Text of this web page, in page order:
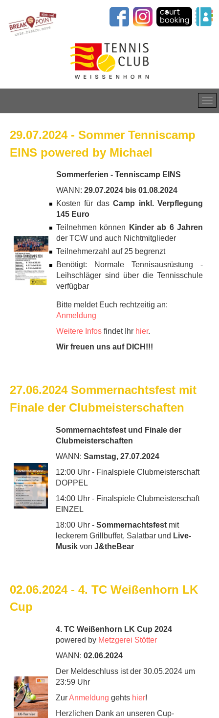
29.07.2024 - Sommer Tenniscamp
EINS powered by Michael
Sommerferien - Tenniscamp EINS
WANN: 29.07.2024 bis 01.08.2024
Kosten für dasCamp inkl. Verpflegung
145 Euro
Teilnehmen können
Kinder ab 6 Jahren
der TCW und auch Nichtmitglieder
Teilnehmerzahl auf 25 begrenzt
Benötigt: Normale Tennisausrüstung -
Leihschläger sind über die Tennisschule
verfügbar
Bitte meldet Euch rechtzeitig an:
Anmeldung
Weitere Infos findet Ihr hier.
Wir freuen uns auf DICH!!!
27.06.2024 Sommernachtsfest mit
Finale der Clubmeisterschaften
Sommernachtsfest und Finale der
Clubmeisterschaften
WANN: Samstag, 27.07.2024
12:00 Uhr - Finalspiele Clubmeisterschaft
DOPPEL
14:00 Uhr - Finalspiele Clubmeisterschaft
EINZEL
18:00 Uhr - Sommernachtsfest mit
leckerem Grillbuffet, Salatbar und Live-
Musik von J&theBear
02.06.2024 - 4. TC Weißenhorn LK
Cup
4. TC Weißenhorn LK Cup 2024
powered by Metzgerei Stötter
WANN: 02.06.2024
Der Meldeschluss ist der 30.05.2024 um
23:59 Uhr
ZurAnmeldung gehts hier!
Herzlichen Dank an unseren Cup-